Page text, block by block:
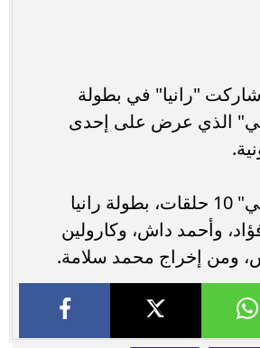
"رانيا" في بطولة
الذي عرض على إحدى
مسلسل "الحرامي" 10 حلقات، بطولة رانيا
وأحمد داش، وكارولين
ومن إخراج محمد سلامة.